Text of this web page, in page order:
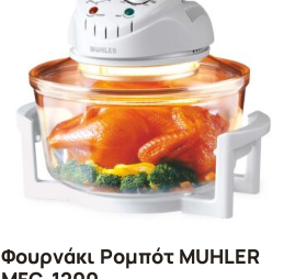
Φουρνάκι Ρομπότ MUHLER